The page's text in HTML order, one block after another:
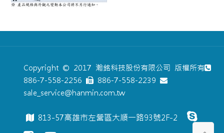
Copyright © 2017 瀚銘科技股份有限公司 版權所有
886-7-558-2256
886-7-558-2239
sale_service@hanmin.com.tw
813-57高雄市左營區大順一路93號2F-2